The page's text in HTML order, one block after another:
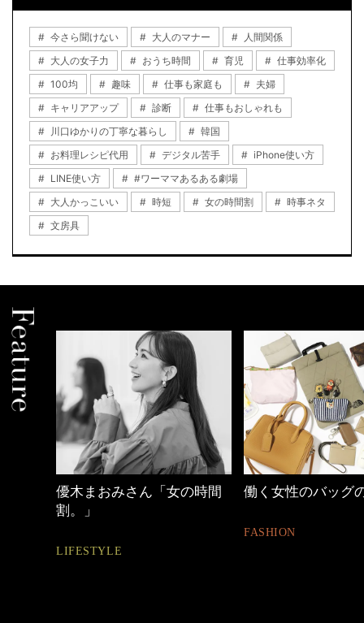
今さら聞けない 大人のマナー
人間関係
大人の女子力
おうち時間 育児
仕事効率化
100均
趣味 仕事も家庭も
夫婦
キャリアアップ
診断
仕事もおしゃれも
川口ゆかりの丁寧な暮らし
韓国
お料理レシピ代用
デジタル苦手
iPhone使い方
LINE使い方
#ワーママあるある劇場
大人かっこいい
時短 女の時間割
時事ネタ
文房具
働く女性のバッグの中身 40代の小顔メイク
BEAUTY